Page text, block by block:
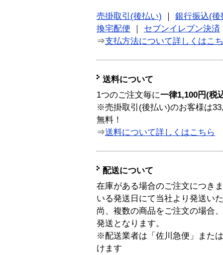
売掛取引(後払い)
銀行振込(後
換宅配便
セブンイレブン決済
⇒支払方法について詳しくはこ
送料について
1つのご注文毎に一律1,100円(税
※売掛取引(後払い)のお客様は
無料！
⇒送料について詳しくはこちら
配送について
在庫がある場合のご注文につき
いる発送日にて当社より発送い
尚、複数の商品をご注文の場合
発送となります。
※配送業者は「佐川急便」また
けます